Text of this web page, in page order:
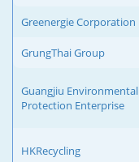
Greenergie Corporation
GrungThai Group
Guangjiu Environmental
Protection Enterprise
HKRecycling